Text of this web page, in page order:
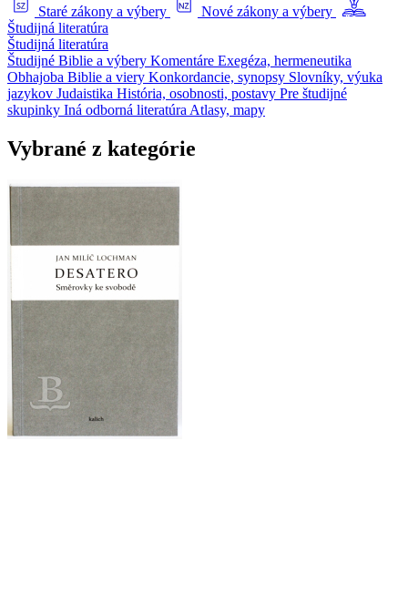
Staré zákony a výbery
Nové zákony a výbery
Študijná literatúra
Študijná literatúra
Študijné Biblie a výbery Komentáre Exegéza, hermeneutika
Obhajoba Biblie a viery Konkordancie, synopsy Slovníky, výuka
jazykov Judaistika História, osobnosti, postavy Pre študijné
skupinky Iná odborná literatúra Atlasy, mapy
Vybrané z kategórie